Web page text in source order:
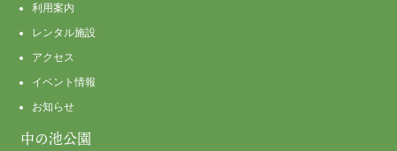
利用案内
レンタル施設
アクセス
イベント情報
お知らせ
中の池公園